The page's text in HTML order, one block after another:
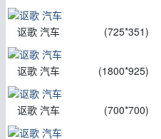
讴歌 汽车 (725*351)
讴歌 汽车 (1800*925)
讴歌 汽车 (700*700)